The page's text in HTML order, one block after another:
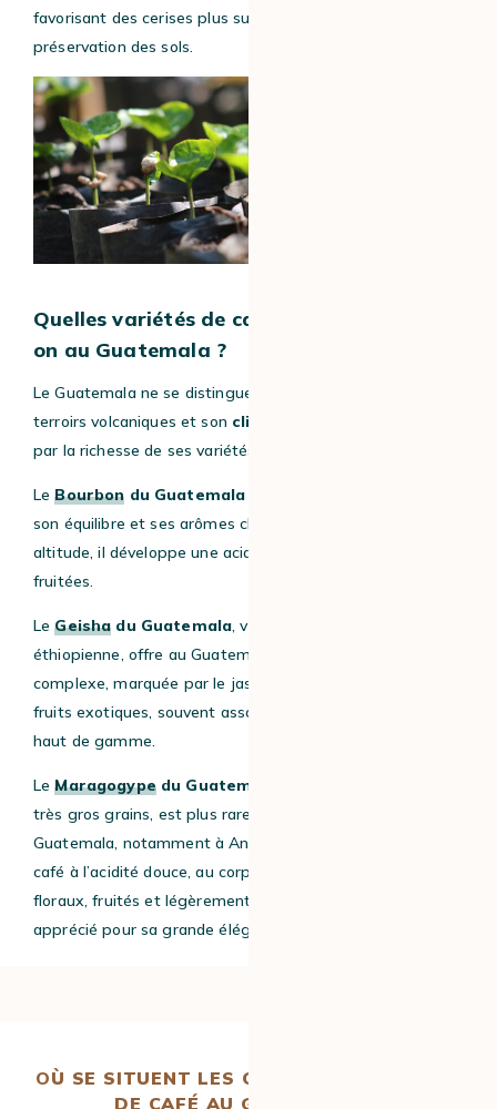
favorisant des cerises plus sucrées, la biodiversité et la
préservation des sols.
Quelles variétés de café arabica trouve-t-
on au Guatemala ?
Le Guatemala ne se distingue pas uniquement par ses
terroirs volcaniques et son climat pluvieux
par la richesse de ses variétés d’arabica.
LeBourbon du Guatemala
son équilibre et ses arômes chocolatés. Cultivé en
altitude, il développe une acidité raffinée et de fines notes
fruitées.
LeGeisha du Guatemala, variété rare d’origine
éthiopienne, offre au Guatemala une tasse florale et
complexe, marquée par le jasmin, la bergamote et les
fruits exotiques, souvent associée aux cafés de spécialité
haut de gamme.
LeMaragogypedu Guatemala
très gros grains, est plus rare et exigeant à cultiver. Au
Guatemala, notamment à Antigua et Atitlán, il donne un
café à l’acidité douce, au corps soyeux et aux arômes
floraux, fruités et légèrement chocolatés ou épicés,
apprécié pour sa grande élégance.
OÙ SE SITUENT LES CULTURES DE GRAINS
DE CAFÉ AU GUATEMALA ?